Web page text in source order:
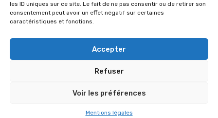
les ID uniques sur ce site. Le fait de ne pas consentir ou de retirer son
consentement peut avoir un effet négatif sur certaines
caractéristiques et fonctions.
Accepter
Refuser
Voir les préférences
Mentions légales